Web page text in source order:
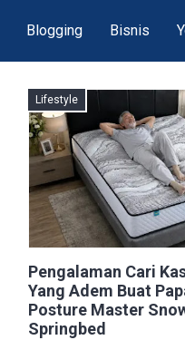
Blogging Bisnis
Lifestyle
Pengalaman Cari
Yang Adem Buat
Posture Master
Springbed